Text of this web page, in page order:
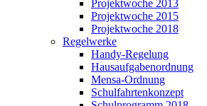
Projektwoche 2013
Projektwoche 2015
Projektwoche 2018
Regelwerke
Handy-Regelung
Hausaufgabenordnung
Mensa-Ordnung
Schulfahrtenkonzept